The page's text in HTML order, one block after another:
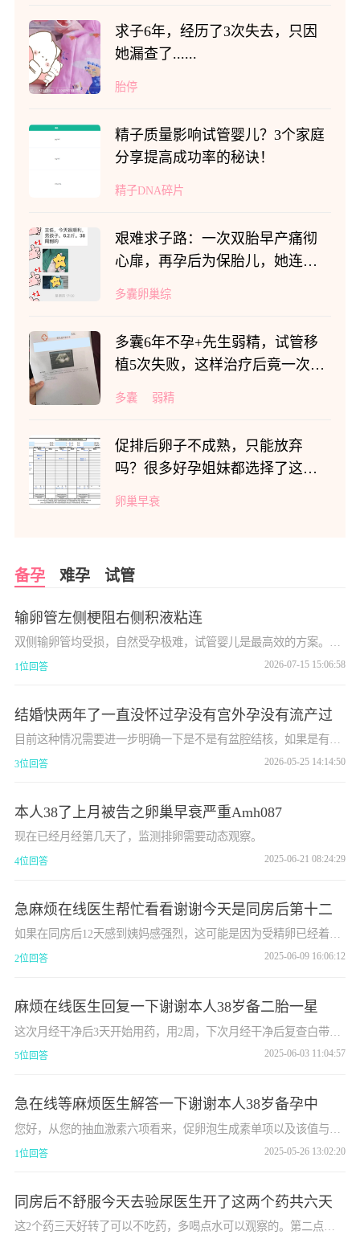
求子6年，经历了3次失去，只因
她漏查了......
胎停
精子质量影响试管婴儿？3个家庭
分享提高成功率的秘诀！
精子DNA碎片
艰难求子路：一次双胎早产痛彻
心扉，再孕后为保胎儿，她连续
多囊卵巢综
多囊6年不孕+先生弱精，试管移
植5次失败，这样治疗后竟一次获
多囊 弱精
促排后卵子不成熟，只能放弃
吗？很多好孕姐妹都选择了这项
卵巢早衰
备孕 难孕 试管
输卵管左侧梗阻右侧积液粘连
双侧输卵管均受损，自然受孕极难，试管婴儿是最高效的方案。右
侧积水需先处理，以防影响后续胚胎着床。若计划做试管婴儿，通
1位回答 2026-07-15 15:06:58
结婚快两年了一直没怀过孕没有宫外孕没有流产过
目前这种情况需要进一步明确一下是不是有盆腔结核，如果是有结
核，进一步明确是不是活动性的结核，如果是结核要尽快的治疗；
3位回答 2026-05-25 14:14:50
本人38了上月被告之卵巢早衰严重Amh087
现在已经月经第几天了，监测排卵需要动态观察。
4位回答 2025-06-21 08:24:29
急麻烦在线医生帮忙看看谢谢今天是同房后第十二
如果在同房后12天感到姨妈感强烈，这可能是因为受精卵已经着
床，从而可能导致月经延迟。怀孕是有可能的，但是也需要考虑到
看看，如果出血量多，应该是来月经。如果月经延迟1周，建议做b
2位回答 2025-06-09 16:06:12
麻烦在线医生回复一下谢谢本人38岁备二胎一星
这次月经干净后3天开始用药，用2周，下次月经干净后复查白带常
规。
5位回答 2025-06-03 11:04:57
急在线等麻烦医生解答一下谢谢本人38岁备孕中
您好，从您的抽血激素六项看来，促卵泡生成素单项以及该值与促
黄体生成素比值分析，结合您的AMH值，您目前的卵巢储备功能不
1位回答 2025-05-26 13:02:20
同房后不舒服今天去验尿医生开了这两个药共六天
这2个药三天好转了可以不吃药，多喝点水可以观察的。第二点在